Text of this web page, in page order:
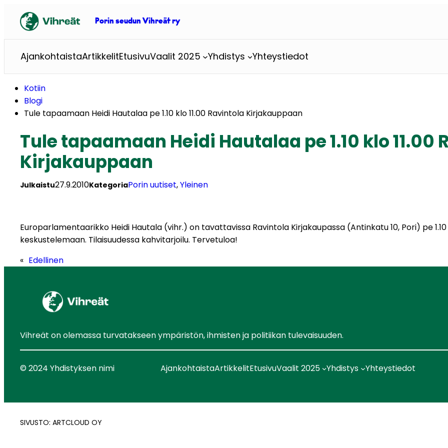
sisältöön
Porin seudun Vihreät ry
AjankohtaistaArtikkelitEtusivuVaalit 2025 Yhdistys Yhteystiedot
Kotiin
Blogi
Tule tapaamaan Heidi Hautalaa pe 1.10 klo 11.00 Ravintola Kirjakauppaan
Tule tapaamaan Heidi Hautalaa pe 1.10 klo 11.00
Kirjakauppaan
Julkaistu27.9.2010KategoriaPorin uutiset, Yleinen
Europarlamentaarikko Heidi Hautala (vihr.) on tavattavissa Ravintola Kirjakaupassa (Antinkatu 10, Pori) pe 1.10
keskustelemaan. Tilaisuudessa kahvitarjoilu. Tervetuloa!
« Edellinen
Vihreät on olemassa turvatakseen ympäristön, ihmisten ja politiikan tulevaisuuden.
© 2024 Yhdistyksen nimi AjankohtaistaArtikkelitEtusivuVaalit 2025 Yhdistys Yhteystiedot
SIVUSTO: ARTCLOUD OY